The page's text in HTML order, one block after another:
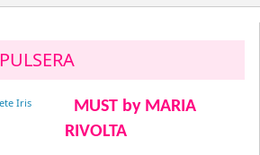
PULSERA
MUST by MARIA
RIVOLTA